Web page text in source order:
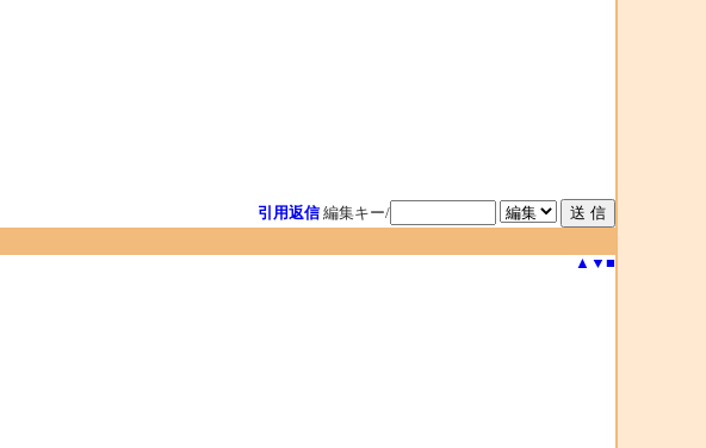
引用返信 編集キー/
▲ ▼ ■